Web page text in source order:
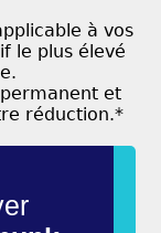
à vos
le plus élevé
et
réduction.*